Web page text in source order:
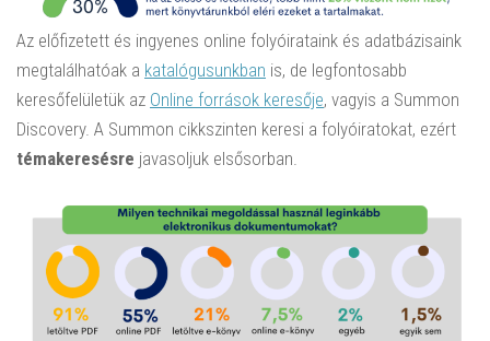
Az előfizetett és ingyenes online folyóirataink és adatbázisaink
megtalálhatóak a katalógusunkban is, de legfontosabb
keresőfelületük az Online források keresője, vagyis a Summon
Discovery. A Summon cikkszinten keresi a folyóiratokat, ezért
témakeresésre javasoljuk elsősorban.